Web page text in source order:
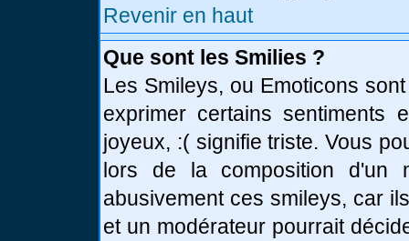
Revenir en haut
Que sont les Smilies ?
Les Smileys, ou Emoticons
exprimer certains sentiments
joyeux, :( signifie triste. Vous
lors de la composition d'un
abusivement ces smileys, car
et un modérateur pourrait